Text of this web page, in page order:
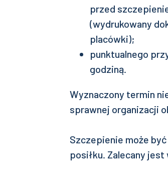
przed
(wydrukowany
placówki);
punktualnego
godziną.
Wyznaczony termin
sprawnej organizacji
Szczepienie może
posiłku. Zalecany